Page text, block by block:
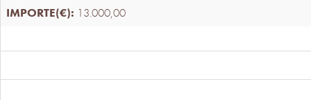
13.000,00